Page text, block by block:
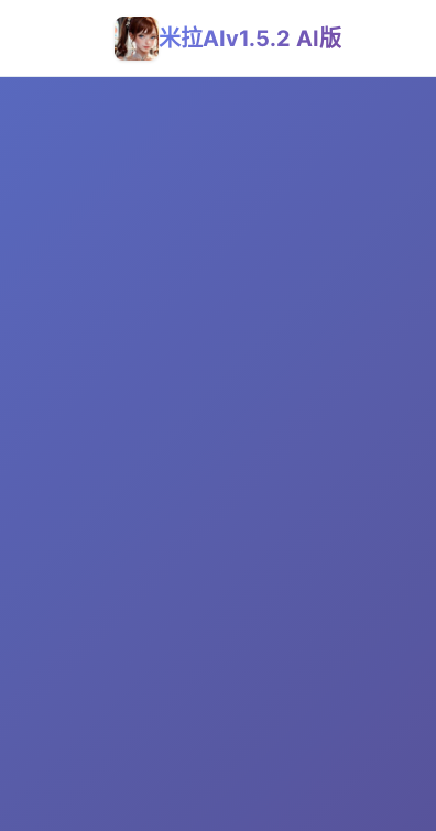
米拉AIv1.5.2 AI版